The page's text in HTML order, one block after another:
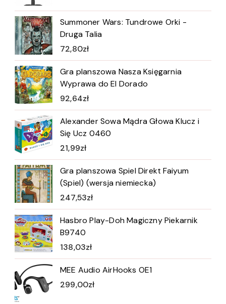
Summoner Wars: Tundrowe Orki -
Druga Talia
72,80zł
Gra planszowa Nasza Księgarnia
Wyprawa do El Dorado
92,64zł
Alexander Sowa Mądra Głowa Klucz i
Się Ucz 0460
21,99zł
Gra planszowa Spiel Direkt Faiyum
(Spiel) (wersja niemiecka)
247,53zł
Hasbro Play-Doh Magiczny Piekarnik
B9740
138,03zł
MEE Audio AirHooks OE1
299,00zł